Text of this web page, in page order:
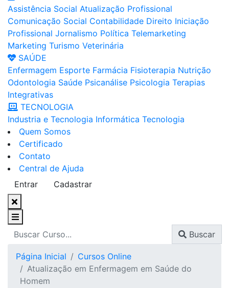
Assistência Social Atualização Profissional
Comunicação Social Contabilidade Direito Iniciação
Profissional Jornalismo Política Telemarketing
Marketing Turismo Veterinária
SAÚDE
Enfermagem Esporte Farmácia Fisioterapia Nutrição
Odontologia Saúde Psicanálise Psicologia Terapias
Integrativas
TECNOLOGIA
Industria e Tecnologia Informática Tecnologia
Quem Somos
Certificado
Contato
Central de Ajuda
Entrar
Cadastrar
Buscar
Página Inicial
Cursos Online
Atualização em Enfermagem em Saúde do
Homem